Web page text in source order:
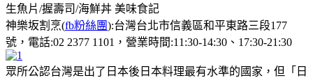
生魚片/握壽司/海鮮丼 美味食記
神樂坂割烹(fb粉絲團):台灣台北市信義區和平東路三段177
號，電話:02 2377 1101，營業時間:11:30-14:30、17:30-21:30
眾所公認台灣是出了日本後日本料理最有水準的國家，但「日